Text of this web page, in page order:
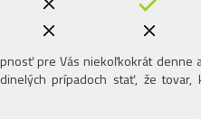
pre Vás niekoľkokrát denne
prípadoch stať, že